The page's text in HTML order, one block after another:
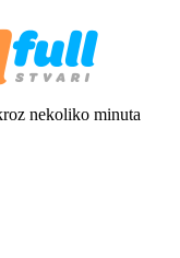
nekoliko minuta